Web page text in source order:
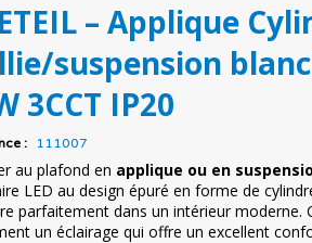
– Applique
suspension
3CCT IP20
: 111007
au plafond en applique ou en
LED au design épuré en forme de
parfaitement dans un intérieur moderne.
un éclairage qui offre un excellent